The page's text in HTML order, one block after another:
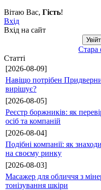
Вітаю Вас, Гість!
Вхід
Вхід на сайт
Стара
Статті
[2026-08-09]
Навіщо потрібен
вирішує?
[2026-08-05]
Реєстр боржників: як
осіб та компаній
[2026-08-04]
Подібні компанії: як
на своєму ринку
[2026-08-03]
Масажер для обличчя з
тонізування шкіри